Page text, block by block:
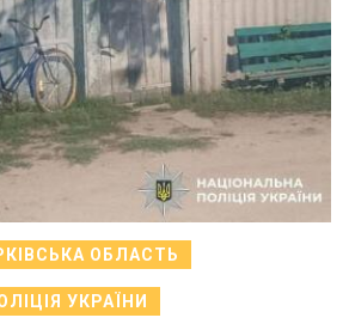
ОБЛАСТЬ
УКРАЇНИ